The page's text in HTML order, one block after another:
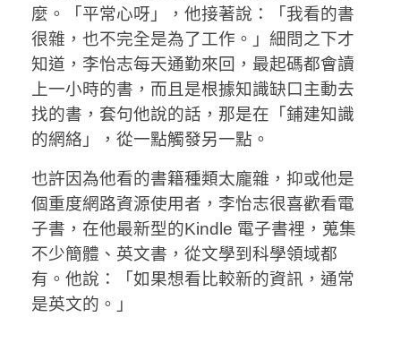
麼。「平常心呀」，他接著說：「我看的書
很雜，也不完全是為了工作。」細問之下才
知道，李怡志每天通勤來回，最起碼都會讀
上一小時的書，而且是根據知識缺口主動去
找的書，套句他說的話，那是在「鋪建知識
的網絡」，從一點觸發另一點。
也許因為他看的書籍種類太龐雜，抑或他是
個重度網路資源使用者，李怡志很喜歡看電
子書，在他最新型的Kindle 電子書裡，蒐集
不少簡體、英文書，從文學到科學領域都
有。他說：「如果想看比較新的資訊，通常
是英文的。」